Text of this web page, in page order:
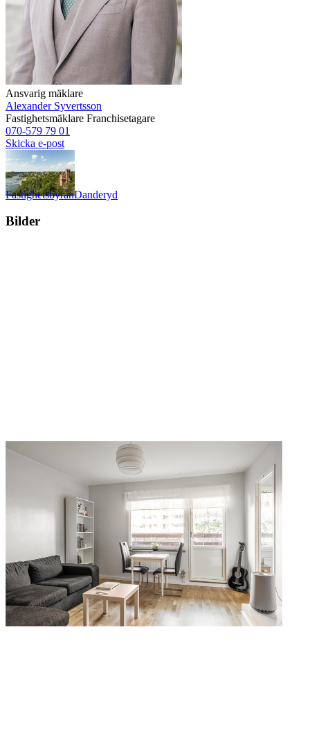
Ansvarig mäklare
Alexander Syvertsson
Fastighetsmäklare Franchisetagare
070-579 79 01
Skicka e-post
FastighetsbyrånDanderyd
Bilder